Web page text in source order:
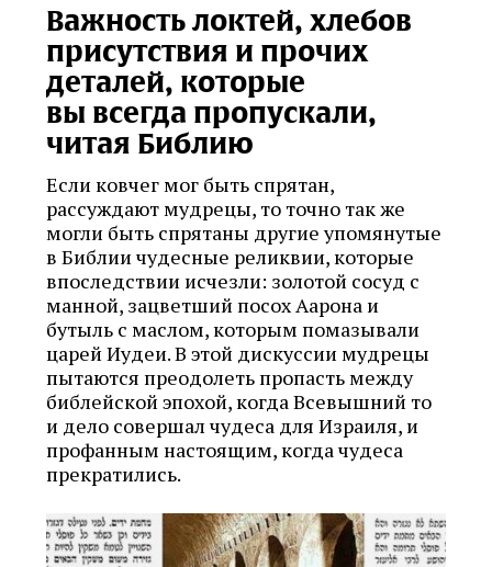
Важность локтей, хлебов
присутствия и прочих
деталей, которые
вы всегда пропускали,
читая Библию
Если ковчег мог быть спрятан,
рассуждают мудрецы, то точно так же
могли быть спрятаны другие упомянутые
в Библии чудесные реликвии, которые
впоследствии исчезли: золотой сосуд с
манной, зацветший посох Аарона и
бутыль с маслом, которым помазывали
царей Иудеи. В этой дискуссии мудрецы
пытаются преодолеть пропасть между
библейской эпохой, когда Всевышний то
и дело совершал чудеса для Израиля, и
профанным настоящим, когда чудеса
прекратились.